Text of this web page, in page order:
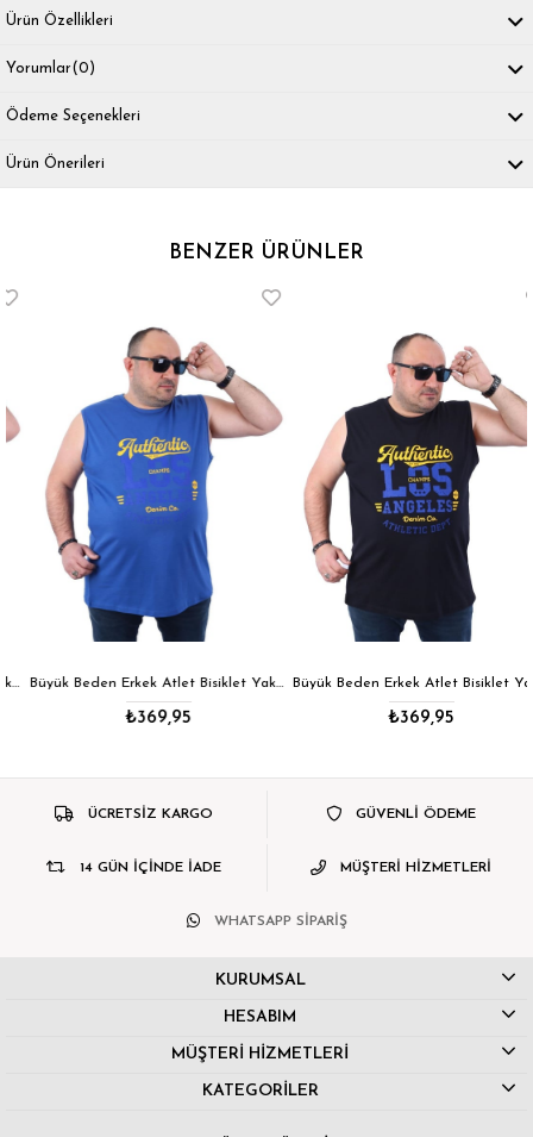
Ürün Özellikleri
Yorumlar(0)
Ödeme Seçenekleri
Ürün Önerileri
BENZER ÜRÜNLER
Büyük Beden Erkek Atlet Bisiklet Yaka Los Angeles İndigo 22136-2 Std
₺369,95
Büyük Beden Erkek Atlet Bisiklet Yaka Los Angeles Siyah 22136-1 Std
₺369,95
ÜCRETSİZ KARGO GÜVENLİ ÖDEME
14 GÜN İÇİNDE İADE MÜŞTERİ HİZMETLERİ
WHATSAPP SİPARİŞ
KURUMSAL
HESABIM
MÜŞTERİ HİZMETLERİ
KATEGORİLER